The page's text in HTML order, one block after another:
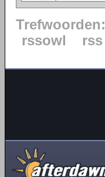
Trefwoorden:
rssowl
rss